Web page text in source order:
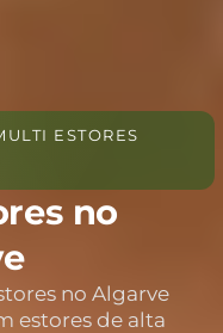
ESTORES
no
no Algarve
estores de alta